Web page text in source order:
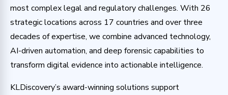
most complex legal and regulatory challenges. With 26
strategic locations across 17 countries and over three
decades of expertise, we combine advanced technology,
AI-driven automation, and deep forensic capabilities to
transform digital evidence into actionable intelligence.
KLDiscovery’s award-winning solutions support